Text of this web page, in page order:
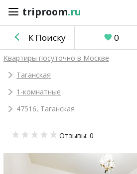
triproom.ru
triproom .ru
Российский
Войти / Зарегистрироваться
объявление
К Поиску 0
Квартиры посуточно в Москве
Таганская
1-комнатные
47516, Таганская
Отзывы: 0